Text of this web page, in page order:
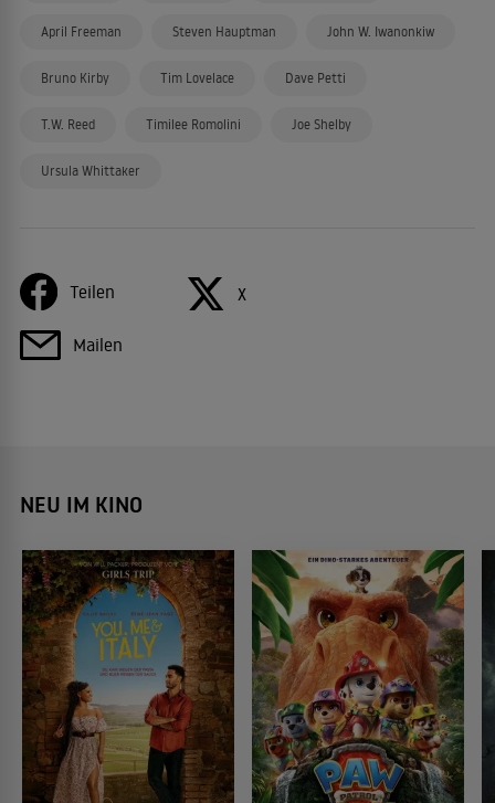
April Freeman Steven Hauptman John W. Iwanonkiw
Bruno Kirby Tim Lovelace Dave Petti
T.W. Reed Timilee Romolini Joe Shelby
Ursula Whittaker
Teilen X
Mailen
NEU IM KINO